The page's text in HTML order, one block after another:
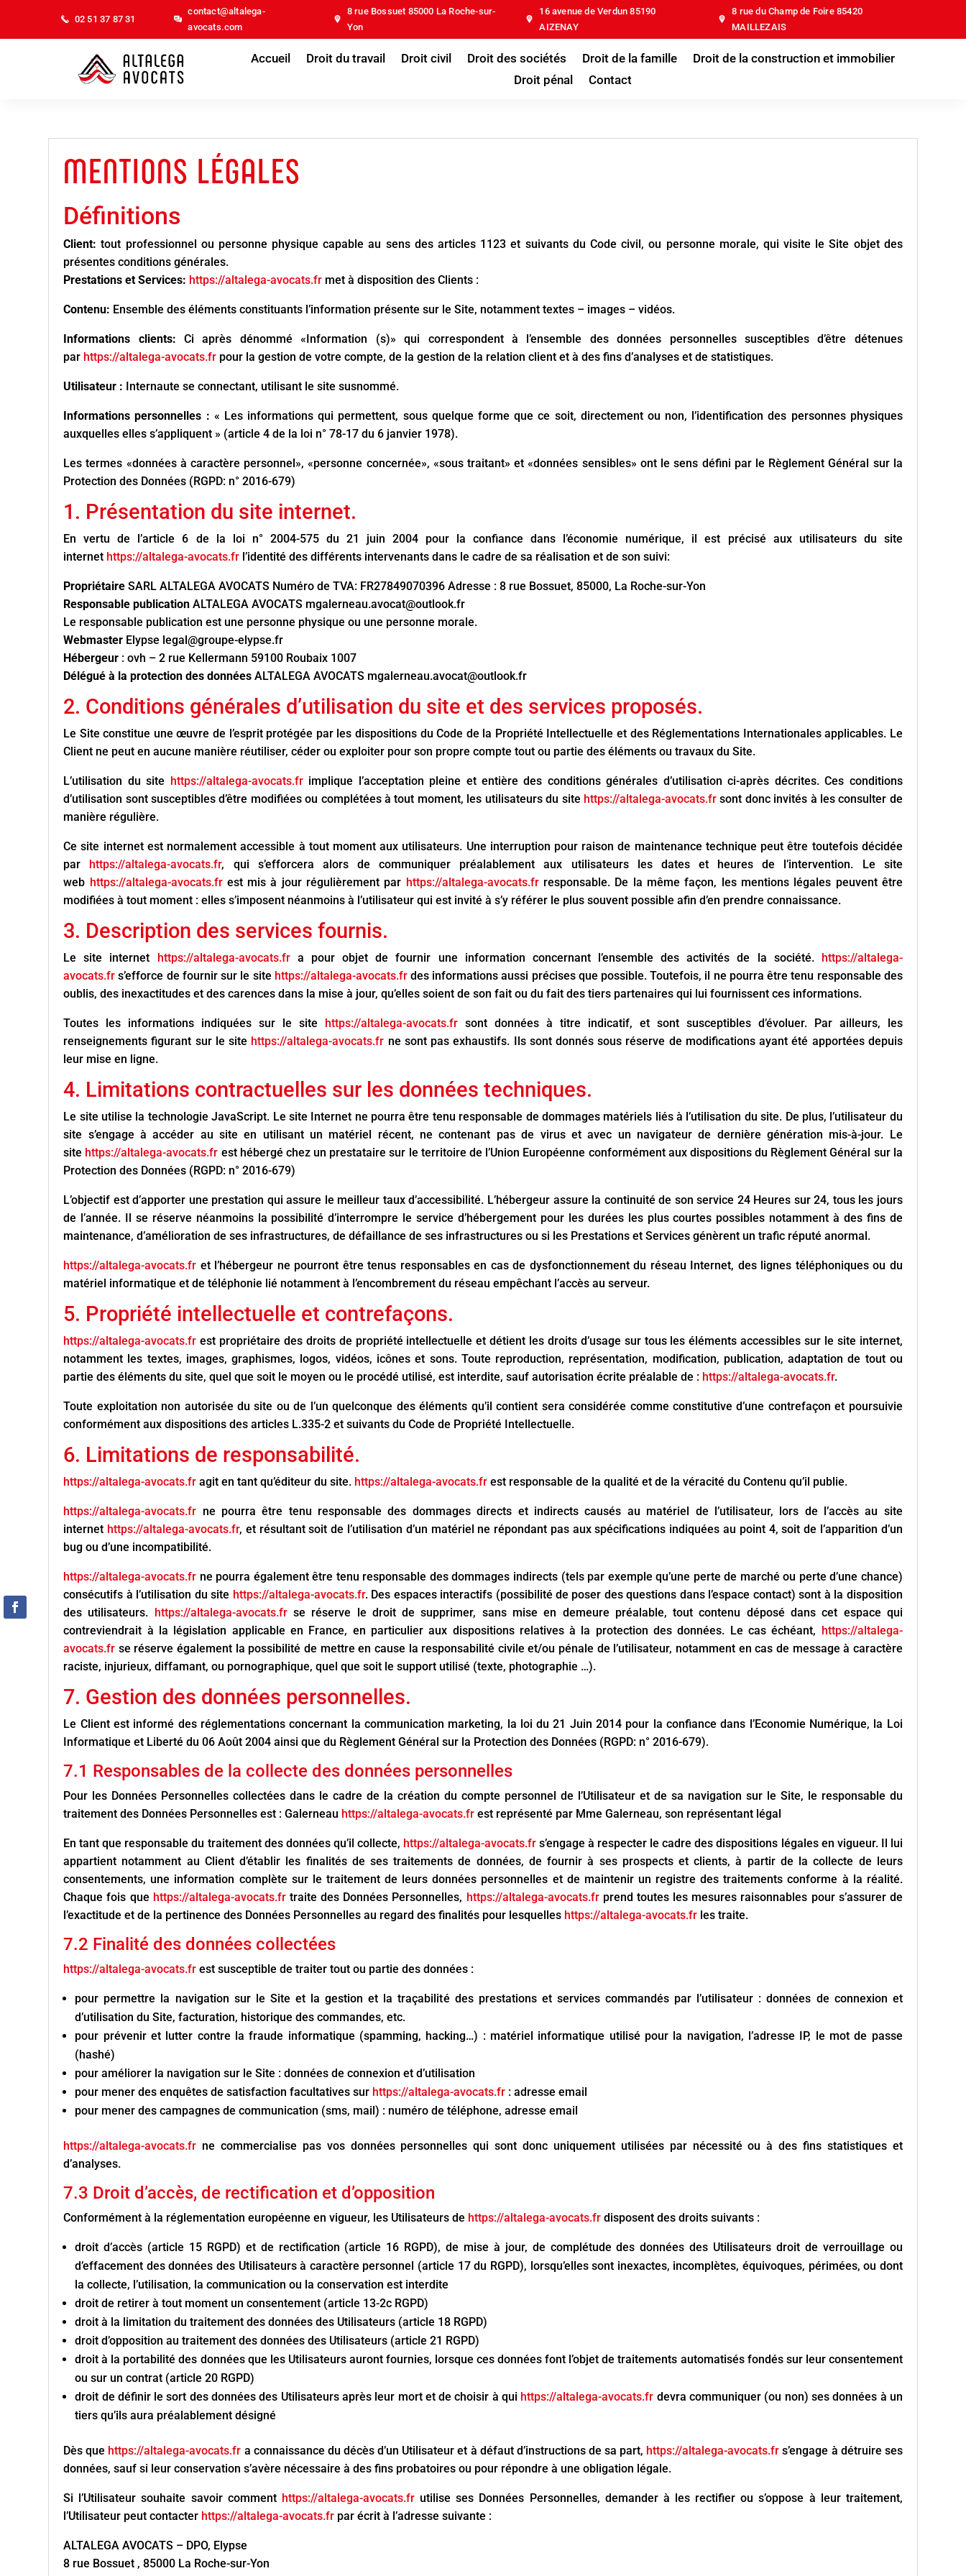
02 51 37 87 31
contact@altalega-
avocats.com
8 rue Bossuet 85000 La Roche-sur-
Yon
16 avenue de Verdun 85190
AIZENAY
8 rue du Champ de Foire 85420
MAILLEZAIS
Accueil Droit du travail Droit civil Droit des sociétés Droit de la famille
Droit de la construction et immobilier
Droit pénal
Contact
MENTIONS LÉGALES
Définitions
Client: tout professionnel ou personne physique capable au sens des articles 1123 et suivants du Code civil, ou personne morale, qui visite le Site objet des
présentes conditions générales.
Prestations et Services: https://altalega-avocats.fr met à disposition des Clients :
Contenu: Ensemble des éléments constituants l’information présente sur le Site, notamment textes – images – vidéos.
Informations clients:
Ci après dénommé «Information (s)» qui correspondent à l’ensemble des données personnelles susceptibles d’être détenues
par https://altalega-avocats.fr pour la gestion de votre compte, de la gestion de la relation client et à des fins d’analyses et de statistiques.
Utilisateur : Internaute se connectant, utilisant le site susnommé.
Informations personnelles : « Les informations qui permettent, sous quelque forme que ce soit, directement ou non, l’identification des personnes physiques
auxquelles elles s’appliquent » (article 4 de la loi n° 78-17 du 6 janvier 1978).
Les termes «données à caractère personnel», «personne concernée», «sous traitant» et «données sensibles» ont le sens défini par le Règlement Général sur la
Protection des Données (RGPD: n° 2016-679)
1. Présentation du site internet.
En vertu de l’article 6 de la loi n° 2004-575 du 21 juin 2004 pour la confiance dans l’économie numérique, il est précisé aux utilisateurs du site
internet https://altalega-avocats.fr l’identité des différents intervenants dans le cadre de sa réalisation et de son suivi:
Propriétaire SARL ALTALEGA AVOCATS Numéro de TVA: FR27849070396 Adresse : 8 rue Bossuet, 85000, La Roche-sur-Yon
Responsable publication ALTALEGA AVOCATS mgalerneau.avocat@outlook.fr
Le responsable publication est une personne physique ou une personne morale.
Webmaster Elypse legal@groupe-elypse.fr
Hébergeur : ovh – 2 rue Kellermann 59100 Roubaix 1007
Délégué à la protection des données ALTALEGA AVOCATS mgalerneau.avocat@outlook.fr
2. Conditions générales d’utilisation du site et des services proposés.
Le Site constitue une œuvre de l’esprit protégée par les dispositions du Code de la Propriété Intellectuelle et des Réglementations Internationales applicables. Le
Client ne peut en aucune manière réutiliser, céder ou exploiter pour son propre compte tout ou partie des éléments ou travaux du Site.
L’utilisation du site https://altalega-avocats.fr implique l’acceptation pleine et entière des conditions générales d’utilisation ci-après décrites. Ces conditions
d’utilisation sont susceptibles d’être modifiées ou complétées à tout moment, les utilisateurs du site https://altalega-avocats.fr sont donc invités à les consulter de
manière régulière.
Ce site internet est normalement accessible à tout moment aux utilisateurs. Une interruption pour raison de maintenance technique peut être toutefois décidée
par
https://altalega-avocats.fr, qui s’efforcera alors de communiquer préalablement aux utilisateurs les dates et heures de l’intervention. Le site
web https://altalega-avocats.fr est mis à jour régulièrement par https://altalega-avocats.fr responsable. De la même façon, les mentions légales peuvent être
modifiées à tout moment : elles s’imposent néanmoins à l’utilisateur qui est invité à s’y référer le plus souvent possible afin d’en prendre connaissance.
3. Description des services fournis.
Le site internet https://altalega-avocats.fr a pour objet de fournir une information concernant l’ensemble des activités de la société. https://altalega-
avocats.fr s’efforce de fournir sur le site https://altalega-avocats.fr des informations aussi précises que possible. Toutefois, il ne pourra être tenu responsable des
oublis, des inexactitudes et des carences dans la mise à jour, qu’elles soient de son fait ou du fait des tiers partenaires qui lui fournissent ces informations.
Toutes les informations indiquées sur le site https://altalega-avocats.fr sont données à titre indicatif, et sont susceptibles d’évoluer. Par ailleurs, les
renseignements figurant sur le site https://altalega-avocats.fr ne sont pas exhaustifs. Ils sont donnés sous réserve de modifications ayant été apportées depuis
leur mise en ligne.
4. Limitations contractuelles sur les données techniques.
Le site utilise la technologie JavaScript. Le site Internet ne pourra être tenu responsable de dommages matériels liés à l’utilisation du site. De plus, l’utilisateur du
site s’engage à accéder au site en utilisant un matériel récent, ne contenant pas de virus et avec un navigateur de dernière génération mis-à-jour. Le
site https://altalega-avocats.fr est hébergé chez un prestataire sur le territoire de l’Union Européenne conformément aux dispositions du Règlement Général sur la
Protection des Données (RGPD: n° 2016-679)
L’objectif est d’apporter une prestation qui assure le meilleur taux d’accessibilité. L’hébergeur assure la continuité de son service 24 Heures sur 24, tous les jours
de l’année. Il se réserve néanmoins la possibilité d’interrompre le service d’hébergement pour les durées les plus courtes possibles notamment à des fins de
maintenance, d’amélioration de ses infrastructures, de défaillance de ses infrastructures ou si les Prestations et Services génèrent un trafic réputé anormal.
https://altalega-avocats.fr et l’hébergeur ne pourront être tenus responsables en cas de dysfonctionnement du réseau Internet, des lignes téléphoniques ou du
matériel informatique et de téléphonie lié notamment à l’encombrement du réseau empêchant l’accès au serveur.
5. Propriété intellectuelle et contrefaçons.
https://altalega-avocats.fr est propriétaire des droits de propriété intellectuelle et détient les droits d’usage sur tous les éléments accessibles sur le site internet,
notamment les textes, images, graphismes, logos, vidéos, icônes et sons. Toute reproduction, représentation, modification, publication, adaptation de tout ou
partie des éléments du site, quel que soit le moyen ou le procédé utilisé, est interdite, sauf autorisation écrite préalable de : https://altalega-avocats.fr.
Toute exploitation non autorisée du site ou de l’un quelconque des éléments qu’il contient sera considérée comme constitutive d’une contrefaçon et poursuivie
conformément aux dispositions des articles L.335-2 et suivants du Code de Propriété Intellectuelle.
6. Limitations de responsabilité.
https://altalega-avocats.fr agit en tant qu’éditeur du site. https://altalega-avocats.fr est responsable de la qualité et de la véracité du Contenu qu’il publie.
https://altalega-avocats.fr ne pourra être tenu responsable des dommages directs et indirects causés au matériel de l’utilisateur, lors de l’accès au site
internet https://altalega-avocats.fr, et résultant soit de l’utilisation d’un matériel ne répondant pas aux spécifications indiquées au point 4, soit de l’apparition d’un
bug ou d’une incompatibilité.
https://altalega-avocats.fr ne pourra également être tenu responsable des dommages indirects (tels par exemple qu’une perte de marché ou perte d’une chance)
consécutifs à l’utilisation du site https://altalega-avocats.fr. Des espaces interactifs (possibilité de poser des questions dans l’espace contact) sont à la disposition
des utilisateurs. https://altalega-avocats.fr se réserve le droit de supprimer, sans mise en demeure préalable, tout contenu déposé dans cet espace qui
contreviendrait à la législation applicable en France, en particulier aux dispositions relatives à la protection des données. Le cas échéant, https://altalega-
avocats.fr se réserve également la possibilité de mettre en cause la responsabilité civile et/ou pénale de l’utilisateur, notamment en cas de message à caractère
raciste, injurieux, diffamant, ou pornographique, quel que soit le support utilisé (texte, photographie …).
7. Gestion des données personnelles.
Le Client est informé des réglementations concernant la communication marketing, la loi du 21 Juin 2014 pour la confiance dans l’Economie Numérique, la Loi
Informatique et Liberté du 06 Août 2004 ainsi que du Règlement Général sur la Protection des Données (RGPD: n° 2016-679).
7.1 Responsables de la collecte des données personnelles
Pour les Données Personnelles collectées dans le cadre de la création du compte personnel de l’Utilisateur et de sa navigation sur le Site, le responsable du
traitement des Données Personnelles est : Galerneau https://altalega-avocats.fr est représenté par Mme Galerneau, son représentant légal
En tant que responsable du traitement des données qu’il collecte, https://altalega-avocats.fr s’engage à respecter le cadre des dispositions légales en vigueur. Il lui
appartient notamment au Client d’établir les finalités de ses traitements de données, de fournir à ses prospects et clients, à partir de la collecte de leurs
consentements, une information complète sur le traitement de leurs données personnelles et de maintenir un registre des traitements conforme à la réalité.
Chaque fois que https://altalega-avocats.fr traite des Données Personnelles, https://altalega-avocats.fr prend toutes les mesures raisonnables pour s’assurer de
l’exactitude et de la pertinence des Données Personnelles au regard des finalités pour lesquelles https://altalega-avocats.fr les traite.
7.2 Finalité des données collectées
https://altalega-avocats.fr est susceptible de traiter tout ou partie des données :
pour permettre la navigation sur le Site et la gestion et la traçabilité des prestations et services commandés par l’utilisateur : données de connexion et
d’utilisation du Site, facturation, historique des commandes, etc.
pour prévenir et lutter contre la fraude informatique (spamming, hacking…) : matériel informatique utilisé pour la navigation, l’adresse IP, le mot de passe
(hashé)
pour améliorer la navigation sur le Site : données de connexion et d’utilisation
pour mener des enquêtes de satisfaction facultatives sur https://altalega-avocats.fr : adresse email
pour mener des campagnes de communication (sms, mail) : numéro de téléphone, adresse email
https://altalega-avocats.fr ne commercialise pas vos données personnelles qui sont donc uniquement utilisées par nécessité ou à des fins statistiques et
d’analyses.
7.3 Droit d’accès, de rectification et d’opposition
Conformément à la réglementation européenne en vigueur, les Utilisateurs de https://altalega-avocats.fr disposent des droits suivants :
droit d’accès (article 15 RGPD) et de rectification (article 16 RGPD), de mise à jour, de complétude des données des Utilisateurs droit de verrouillage ou
d’effacement des données des Utilisateurs à caractère personnel (article 17 du RGPD), lorsqu’elles sont inexactes, incomplètes, équivoques, périmées, ou dont
la collecte, l’utilisation, la communication ou la conservation est interdite
droit de retirer à tout moment un consentement (article 13-2c RGPD)
droit à la limitation du traitement des données des Utilisateurs (article 18 RGPD)
droit d’opposition au traitement des données des Utilisateurs (article 21 RGPD)
droit à la portabilité des données que les Utilisateurs auront fournies, lorsque ces données font l’objet de traitements automatisés fondés sur leur consentement
ou sur un contrat (article 20 RGPD)
droit de définir le sort des données des Utilisateurs après leur mort et de choisir à qui https://altalega-avocats.fr devra communiquer (ou non) ses données à un
tiers qu’ils aura préalablement désigné
Dès que https://altalega-avocats.fr a connaissance du décès d’un Utilisateur et à défaut d’instructions de sa part, https://altalega-avocats.fr s’engage à détruire ses
données, sauf si leur conservation s’avère nécessaire à des fins probatoires ou pour répondre à une obligation légale.
Si l’Utilisateur souhaite savoir comment https://altalega-avocats.fr utilise ses Données Personnelles, demander à les rectifier ou s’oppose à leur traitement,
l’Utilisateur peut contacter https://altalega-avocats.fr par écrit à l’adresse suivante :
ALTALEGA AVOCATS – DPO, Elypse
8 rue Bossuet , 85000 La Roche-sur-Yon